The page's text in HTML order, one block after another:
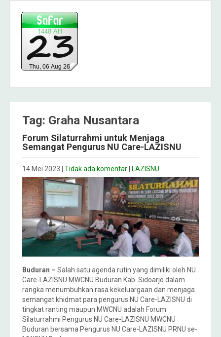
Tag: Graha Nusantara
Forum Silaturrahmi untuk Menjaga
Semangat Pengurus NU Care-LAZISNU
14 Mei 2023 Tidak ada komentar LAZISNU
Buduran – Salah satu agenda rutin yang dimiliki oleh NU
Care-LAZISNU MWCNU Buduran Kab. Sidoarjo dalam
rangka menumbuhkan rasa kekeluargaan dan menjaga
semangat khidmat para pengurus NU Care-LAZISNU di
tingkat ranting maupun MWCNU adalah Forum
Silaturrahmi Pengurus NU Care-LAZISNU MWCNU
Buduran bersama Pengurus NU Care-LAZISNU PRNU se-